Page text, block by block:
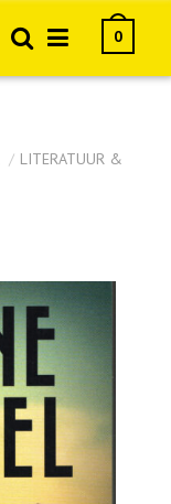
0
/ LITERATUUR &